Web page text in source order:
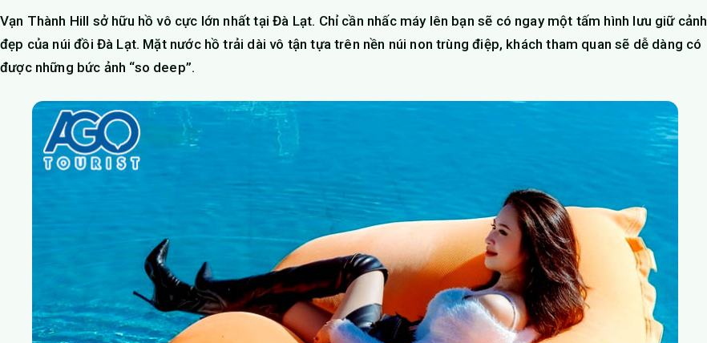
Vạn Thành Hill sở hữu hồ vô cực lớn nhất tại Đà Lạt. Chỉ cần nhấc máy lên bạn sẽ có ngay một tấm hình lưu giữ cảnh
đẹp của núi đồi Đà Lạt. Mặt nước hồ trải dài vô tận tựa trên nền núi non trùng điệp, khách tham quan sẽ dễ dàng có
được những bức ảnh “so deep”.